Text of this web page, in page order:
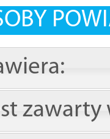
zawarty